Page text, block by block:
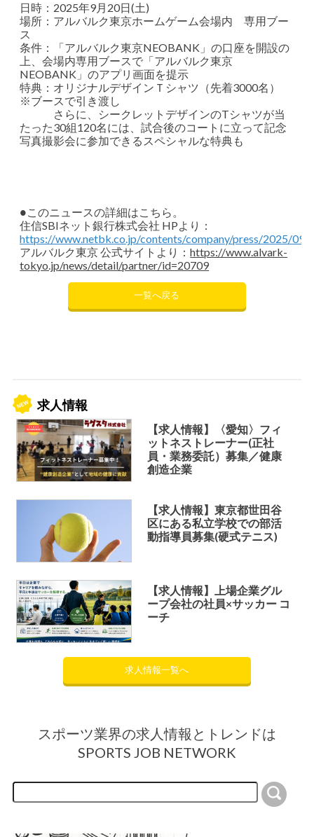
日時：2025年9月20日(土)
場所：アルバルク東京ホームゲーム会場内 専用ブー
ス
条件：「アルバルク東京NEOBANK」の口座を開設の
上、会場内専用ブースで「アルバルク東京
NEOBANK」のアプリ画面を提示
特典：オリジナルデザインＴシャツ（先着3000名）
※ブースで引き渡し
さらに、シークレットデザインのTシャツが当
たった30組120名には、試合後のコートに立って記念
写真撮影会に参加できるスペシャルな特典も
●このニュースの詳細はこちら。
住信SBIネット銀行株式会社 HPより：
https://www.netbk.co.jp/contents/company/press/2025/
アルバルク東京 公式サイトより：https://www.alvark-
tokyo.jp/news/detail/partner/id=20709
一覧へ戻る
求人情報
【求人情報】〈愛知〉フィ
ットネストレーナー(正社
員・業務委託）募集／健康
創造企業
【求人情報】東京都世田谷
区にある私立学校での部活
動指導員募集(硬式テニス)
【求人情報】上場企業グル
ープ会社の社員×サッカー コ
ーチ
求人情報一覧へ
スポーツ業界の求人情報とトレンドは
SPORTS JOB NETWORK